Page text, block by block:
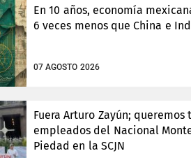
En 10 años, economía
6 veces menos que China e
07 AGOSTO 2026
Fuera Arturo Zayún; queremos
empleados del Nacional
Piedad en la SCJN